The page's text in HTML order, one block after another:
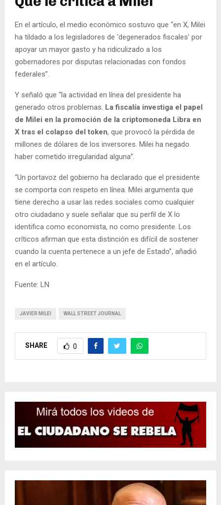
En el artículo, el medio económico sostuvo que “en X, Milei
ha tildado a los legisladores de ‘degenerados fiscales’ por
apoyar un mayor gasto y ha ridiculizado a los
gobernadores por disputas relacionadas con fondos
federales”.
Y señaló que “la actividad en línea del presidente ha
generado otros problemas. La fiscalía investiga el papel
de Milei en la promoción de la criptomoneda Libra en
X tras el colapso del token, que provocó la pérdida de
millones de dólares de los inversores. Milei ha negado
haber cometido irregularidad alguna”.
“Un portavoz del gobierno ha declarado que el presidente
se comporta con respeto en línea. Milei argumenta que
tiene derecho a usar las redes sociales como cualquier
otro ciudadano y suele señalar que su perfil de X lo
identifica como economista, no como presidente. Los
críticos afirman que esta distinción es difícil de sostener
cuando la cuenta pertenece a un jefe de Estado”, añadió
en el artículo.
Fuente: LN
JAVIER MILEI WALL STREET JOURNAL
SHARE 0